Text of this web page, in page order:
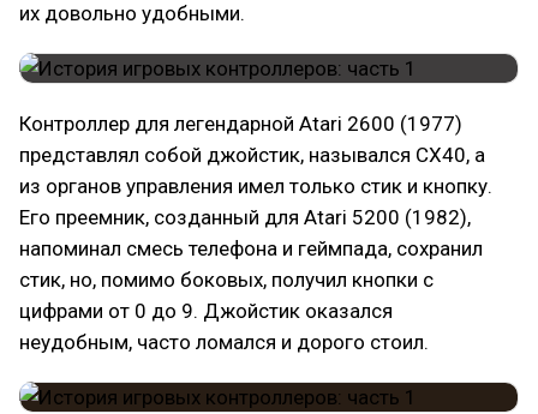
их довольно удобными.
Контроллер для легендарной Atari 2600 (1977)
представлял собой джойстик, назывался CX40, а
из органов управления имел только стик и кнопку.
Его преемник, созданный для Atari 5200 (1982),
напоминал смесь телефона и геймпада, сохранил
стик, но, помимо боковых, получил кнопки с
цифрами от 0 до 9. Джойстик оказался
неудобным, часто ломался и дорого стоил.